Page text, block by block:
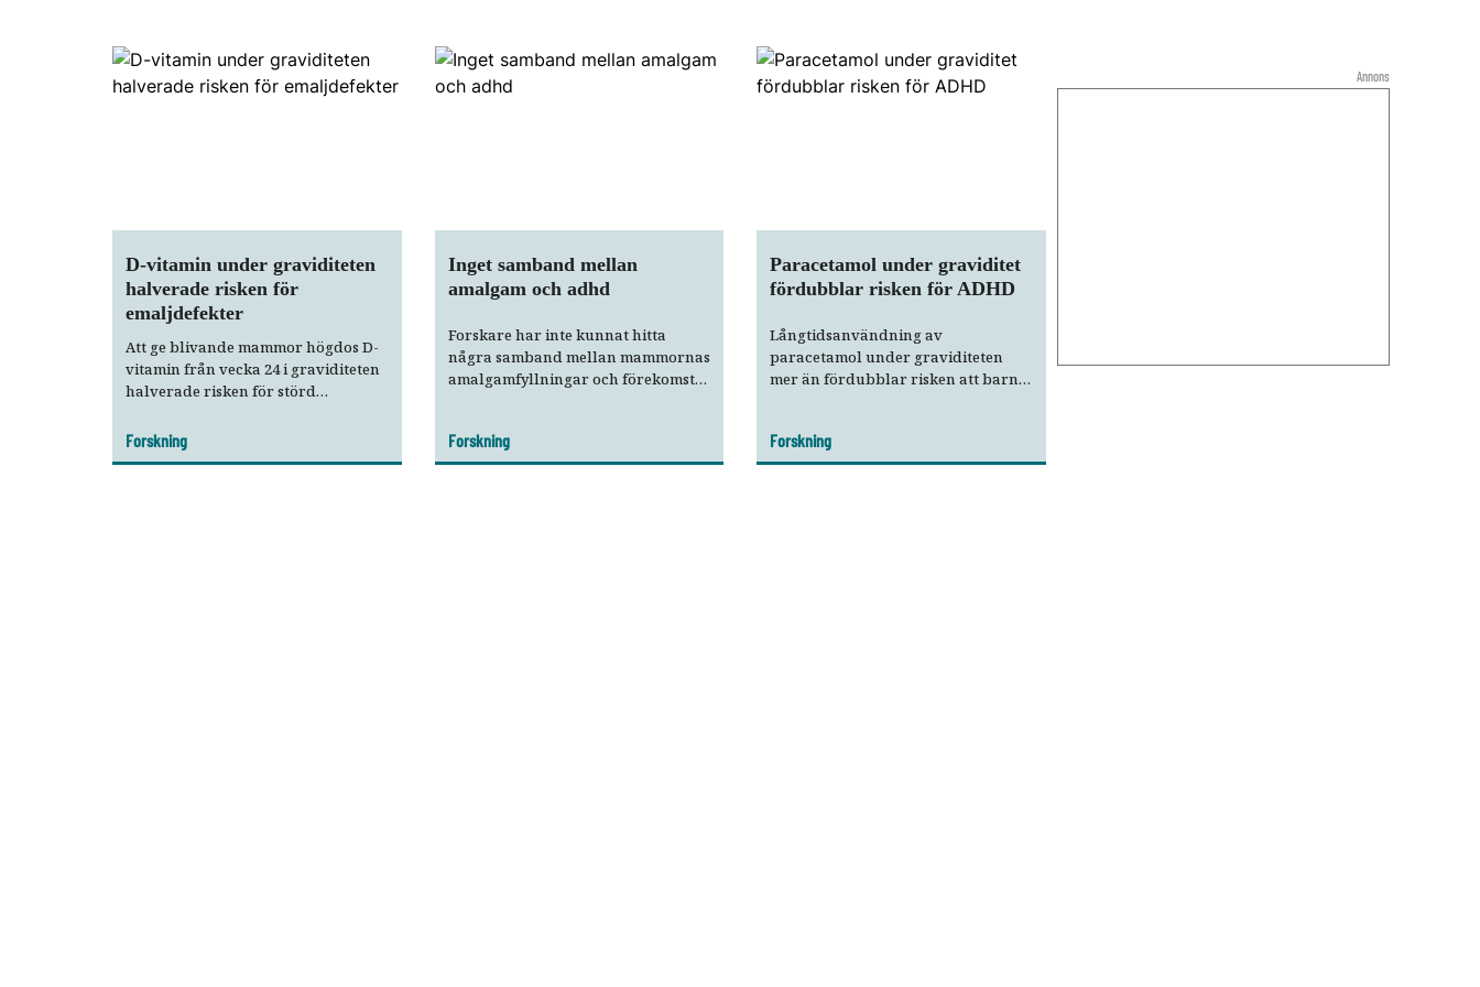
D-vitamin under graviditeten
halverade risken för
emaljdefekter
Att ge blivande mammor högdos D-
vitamin från vecka 24 i graviditeten
halverade risken för störd
en dansk studie.
Forskning
Inget samband mellan
amalgam och adhd
Forskare har inte kunnat hitta
några samband mellan mammornas
amalgamfyllningar och förekomst
Forskning
Paracetamol under graviditet
fördubblar risken för ADHD
Långtidsanvändning av
paracetamol under graviditeten
mer än fördubblar risken att barnet
Forskning
Annons